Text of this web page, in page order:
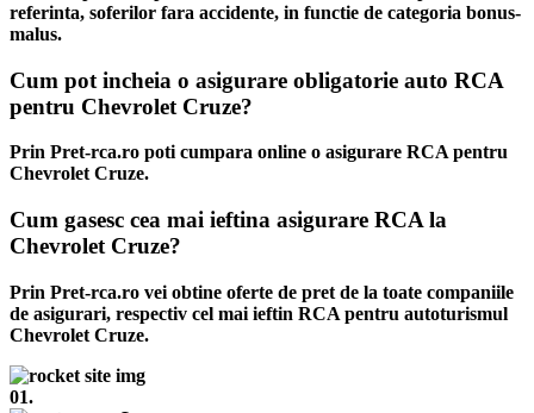
referinta, soferilor fara accidente, in functie de categoria bonus-
malus.
Cum pot incheia o asigurare obligatorie auto RCA
pentru Chevrolet Cruze?
Prin Pret-rca.ro poti cumpara online o asigurare RCA pentru
Chevrolet Cruze.
Cum gasesc cea mai ieftina asigurare RCA la
Chevrolet Cruze?
Prin Pret-rca.ro vei obtine oferte de pret de la toate companiile
de asigurari, respectiv cel mai ieftin RCA pentru autoturismul
Chevrolet Cruze.
01.